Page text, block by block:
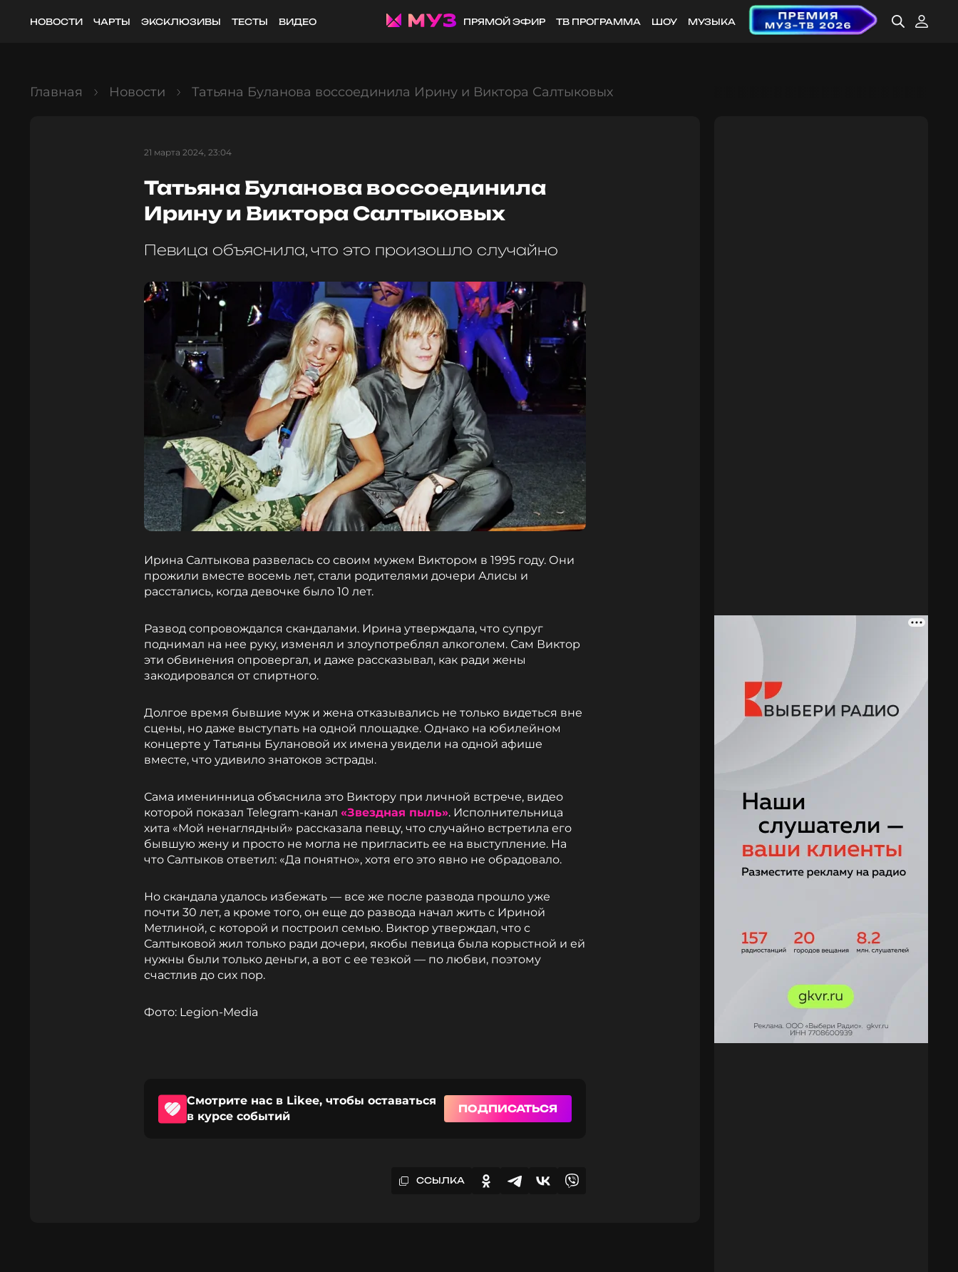
НОВОСТИ ЧАРТЫ ЭКСКЛЮЗИВЫ ТЕСТЫ ВИДЕО ПРЯМОЙ ЭФИР ТВ ПРОГРАММА ШОУ МУЗЫКА
Главная Новости Татьяна Буланова воссоединила Ирину и Виктора Салтыковых
21 марта 2024, 23:04
Татьяна Буланова воссоединила
Ирину и Виктора Салтыковых
Певица объяснила, что это произошло случайно
Ирина Салтыкова развелась со своим мужем Виктором в 1995 году. Они
прожили вместе восемь лет, стали родителями дочери Алисы и
расстались, когда девочке было 10 лет.
Развод сопровождался скандалами. Ирина утверждала, что супруг
поднимал на нее руку, изменял и злоупотреблял алкоголем. Сам Виктор
эти обвинения опровергал, и даже рассказывал, как ради жены
закодировался от спиртного.
Долгое время бывшие муж и жена отказывались не только видеться вне
сцены, но даже выступать на одной площадке. Однако на юбилейном
концерте у Татьяны Булановой их имена увидели на одной афише
вместе, что удивило знатоков эстрады.
Сама именинница объяснила это Виктору при личной встрече, видео
которой показал Telegram-канал «Звездная пыль». Исполнительница
хита «Мой ненаглядный» рассказала певцу, что случайно встретила его
бывшую жену и просто не могла не пригласить ее на выступление. На
что Салтыков ответил: «Да понятно», хотя его это явно не обрадовало.
Но скандала удалось избежать — все же после развода прошло уже
почти 30 лет, а кроме того, он еще до развода начал жить с Ириной
Метлиной, с которой и построил семью. Виктор утверждал, что с
Салтыковой жил только ради дочери, якобы певица была корыстной и ей
нужны были только деньги, а вот с ее тезкой — по любви, поэтому
счастлив до сих пор.
Фото: Legion-Media
Смотрите нас в Likee, чтобы оставаться
в курсе событий
ПОДПИСАТЬСЯ
ССЫЛКА